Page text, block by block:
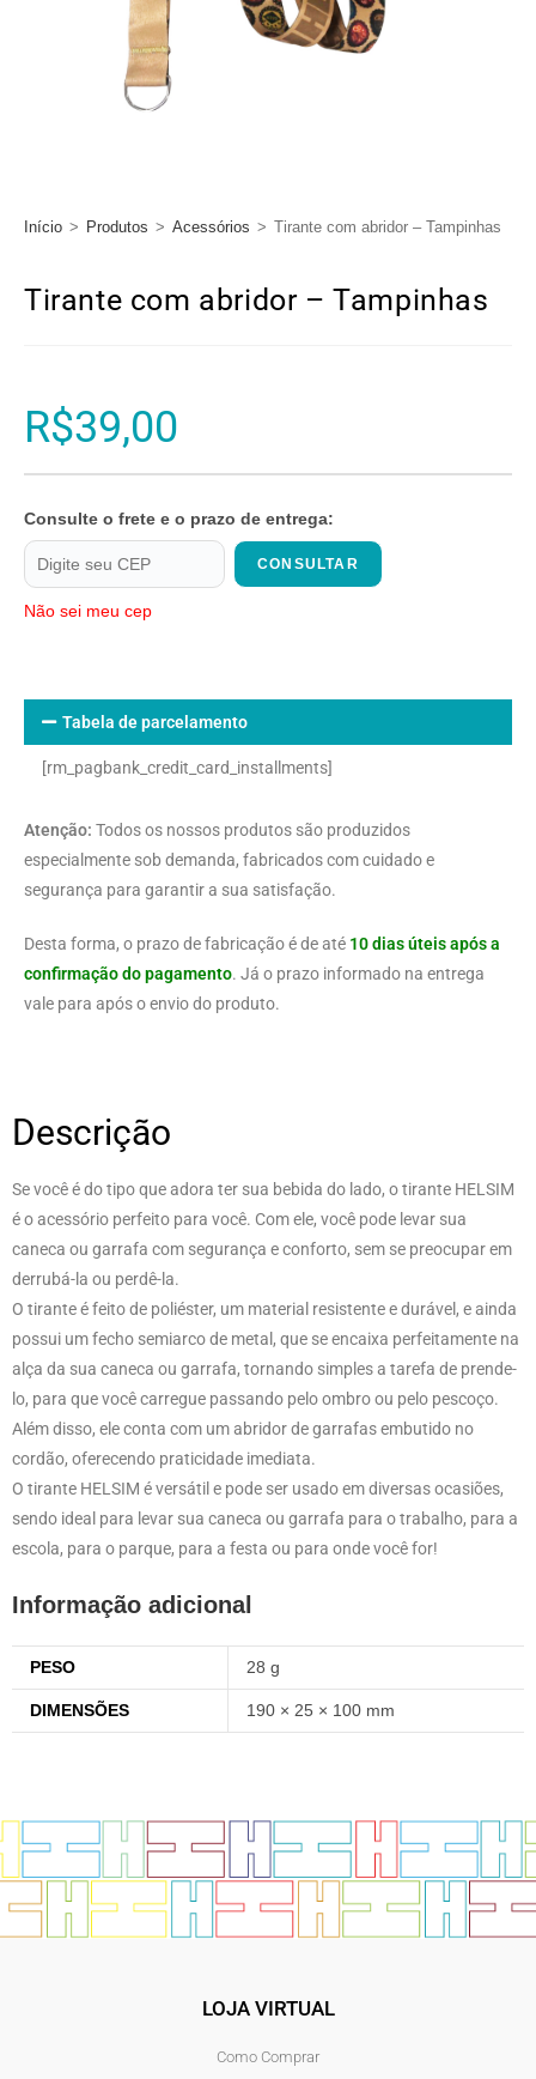
Início > Produtos > Acessórios > Tirante com abridor – Tampinhas
Tirante com abridor – Tampinhas
R$39,00
Consulte o frete e o prazo de entrega:
CONSULTAR
Não sei meu cep
Tabela de parcelamento
[rm_pagbank_credit_card_installments]
Atenção: Todos os nossos produtos são produzidos
especialmente sob demanda, fabricados com cuidado e
segurança para garantir a sua satisfação.
Desta forma, o prazo de fabricação é de até 10 dias úteis após a
confirmação do pagamento. Já o prazo informado na entrega
vale para após o envio do produto.
Descrição
Se você é do tipo que adora ter sua bebida do lado, o tirante HELSIM
é o acessório perfeito para você. Com ele, você pode levar sua
caneca ou garrafa com segurança e conforto, sem se preocupar em
derrubá-la ou perdê-la.
O tirante é feito de poliéster, um material resistente e durável, e ainda
possui um fecho semiarco de metal, que se encaixa perfeitamente na
alça da sua caneca ou garrafa, tornando simples a tarefa de prende-
lo, para que você carregue passando pelo ombro ou pelo pescoço.
Além disso, ele conta com um abridor de garrafas embutido no
cordão, oferecendo praticidade imediata.
O tirante HELSIM é versátil e pode ser usado em diversas ocasiões,
sendo ideal para levar sua caneca ou garrafa para o trabalho, para a
escola, para o parque, para a festa ou para onde você for!
Informação adicional
PESO 28 g
DIMENSÕES 190 × 25 × 100 mm
LOJA VIRTUAL
Como Comprar